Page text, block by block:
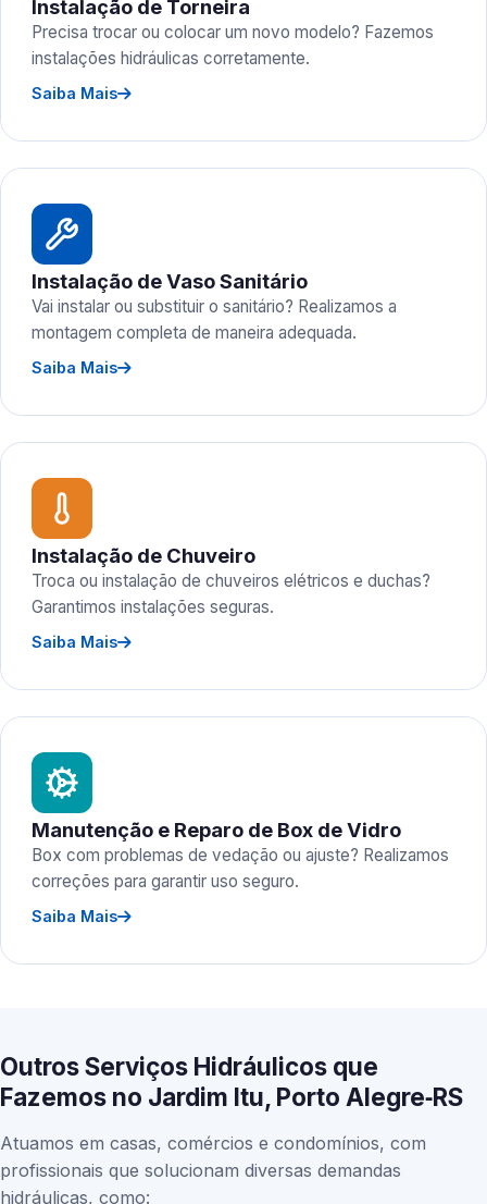
Instalação de Torneira
Precisa trocar ou colocar um novo modelo? Fazemos
instalações hidráulicas corretamente.
Saiba Mais
Instalação de Vaso Sanitário
Vai instalar ou substituir o sanitário? Realizamos a
montagem completa de maneira adequada.
Saiba Mais
Instalação de Chuveiro
Troca ou instalação de chuveiros elétricos e duchas?
Garantimos instalações seguras.
Saiba Mais
Manutenção e Reparo de Box de Vidro
Box com problemas de vedação ou ajuste? Realizamos
correções para garantir uso seguro.
Saiba Mais
Outros Serviços Hidráulicos que
Fazemos no Jardim Itu, Porto Alegre‑RS
Atuamos em casas, comércios e condomínios, com
profissionais que solucionam diversas demandas
hidráulicas, como: